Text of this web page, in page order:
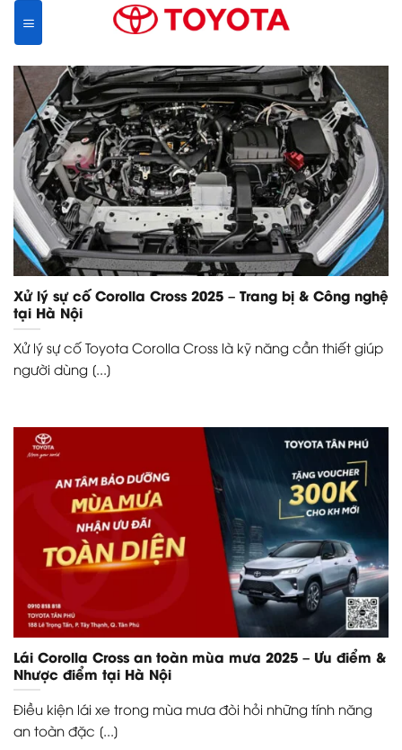
Skip
content
Xử lý sự cố Corolla Cross 2025 – Trang bị & Công nghệ
tại Hà Nội
Xử lý sự cố Toyota Corolla Cross là kỹ năng cần thiết giúp
người dùng [...]
Lái Corolla Cross an toàn mùa mưa 2025 – Ưu điểm &
Nhược điểm tại Hà Nội
Điều kiện lái xe trong mùa mưa đòi hỏi những tính năng
an toàn đặc [...]